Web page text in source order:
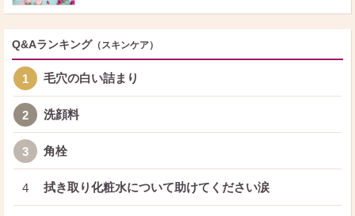
Q&Aランキング （スキンケア）
1 毛穴の白い詰まり
2 洗顔料
3 角栓
4 拭き取り化粧水について助けてください涙